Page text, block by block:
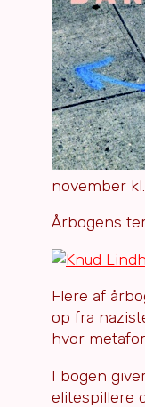
november kl.
Årbogens
Flere af
op fra
hvor
I bogen
elitespillere